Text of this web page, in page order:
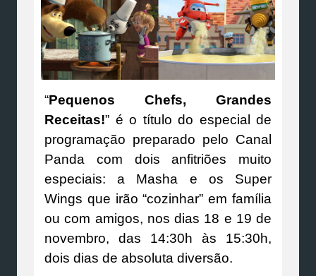
“Pequenos Chefs, Grandes
Receitas!” é o título do especial de
programação preparado pelo Canal
Panda com dois anfitriões muito
especiais: a Masha e os Super
Wings que irão “cozinhar” em família
ou com amigos, nos dias 18 e 19 de
novembro, das 14:30h às 15:30h,
dois dias de absoluta diversão.